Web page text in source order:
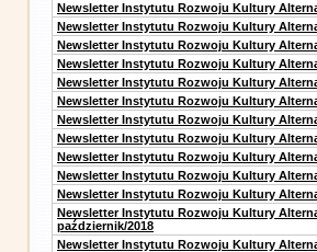
Newsletter Instytutu Rozwoju Kultury
Newsletter Instytutu Rozwoju Kultury
Newsletter Instytutu Rozwoju Kultury
Newsletter Instytutu Rozwoju Kultury
Newsletter Instytutu Rozwoju Kultury
Newsletter Instytutu Rozwoju Kultury
Newsletter Instytutu Rozwoju Kultury
Newsletter Instytutu Rozwoju Kultury
Newsletter Instytutu Rozwoju Kultury
Newsletter Instytutu Rozwoju Kultury
Newsletter Instytutu Rozwoju Kultury
Newsletter Instytutu Rozwoju Kultury
październik/2018
Newsletter Instytutu Rozwoju Kultury